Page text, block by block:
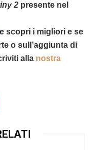
2 presente nel
e scopri i migliori e se
o sull’aggiunta di
alla nostra